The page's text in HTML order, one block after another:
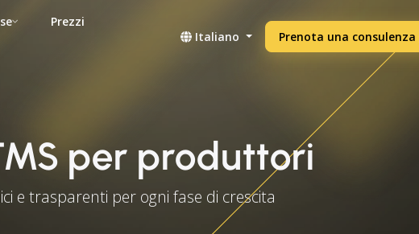
Prezzi
Italiano Prenota una
per produttori
e trasparenti per ogni fase di crescita